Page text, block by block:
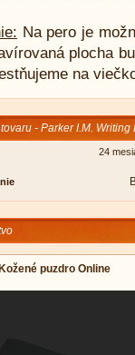
Na pero je
plocha
na
- Parker I.M.
24
Kožené puzdro Online